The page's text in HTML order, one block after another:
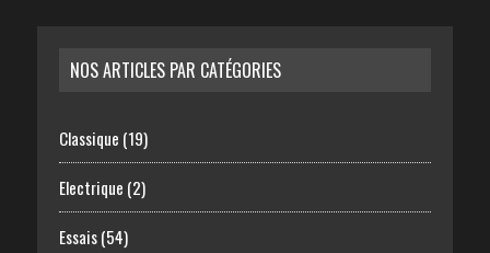
NOS ARTICLES PAR CATÉGORIES
Classique (19)
Electrique (2)
Essais(54)